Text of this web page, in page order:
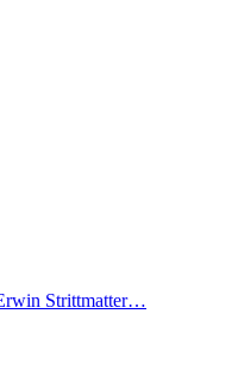
Strittmatter…